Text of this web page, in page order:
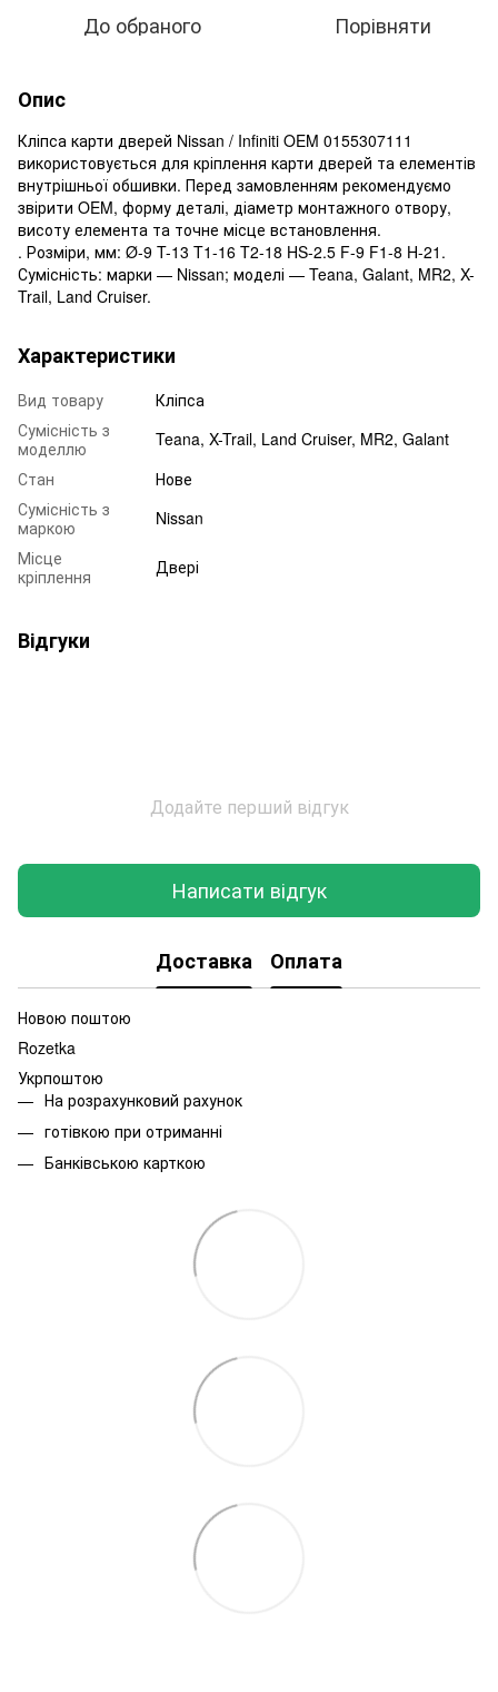
До обраного Порівняти
Опис
Кліпса карти дверей Nissan / Infiniti OEM 0155307111
використовується для кріплення карти дверей та елементів
внутрішньої обшивки. Перед замовленням рекомендуємо
звірити OEM, форму деталі, діаметр монтажного отвору,
висоту елемента та точне місце встановлення.
. Розміри, мм: Ø-9 T-13 T1-16 T2-18 HS-2.5 F-9 F1-8 H-21.
Сумісність: марки — Nissan; моделі — Teana, Galant, MR2, X-
Trail, Land Cruiser.
Характеристики
Вид товару
Кліпса
Сумісність з
моделлю
Teana, X-Trail, Land Cruiser, MR2, Galant
Стан
Нове
Сумісність з
маркою
Nissan
Місце
кріплення
Двері
Відгуки
Додайте перший відгук
Написати відгук
Доставка Оплата
Новою поштою
Rozetka
Укрпоштою
На розрахунковий рахунок
готівкою при отриманні
Банківською карткою